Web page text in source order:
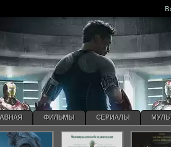
ФИЛЬМЫ СЕРИАЛЫ